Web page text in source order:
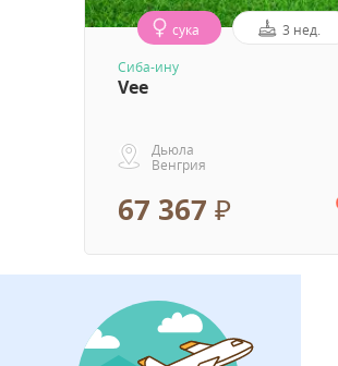
сука 3 нед.
Сиба-ину
Vee
Дьюла
Венгрия
67 367 ₽